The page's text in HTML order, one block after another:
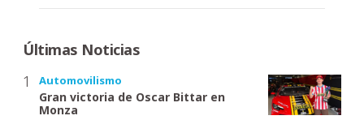
Últimas Noticias
Automovilismo
Gran victoria de Oscar Bittar en
Monza